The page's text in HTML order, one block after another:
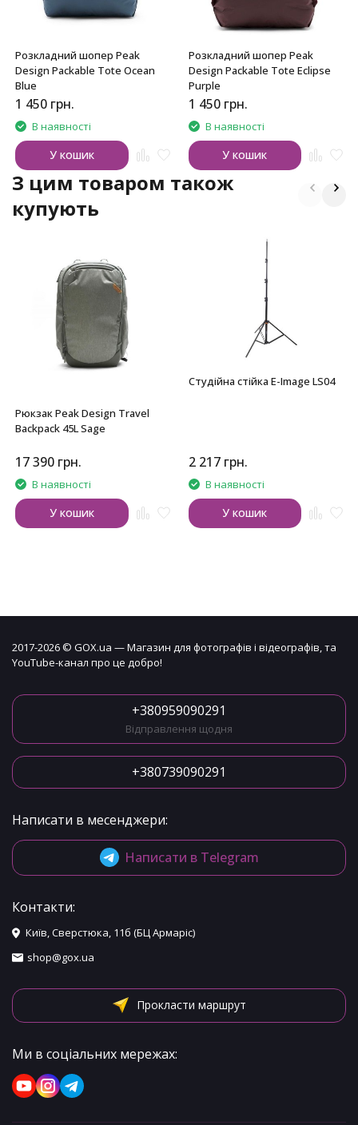
Розкладний шопер Peak
Design Packable Tote Ocean
Blue
1 450 грн.
В наявності
У кошик
Розкладний шопер Peak
Design Packable Tote Eclipse
Purple
1 450 грн.
В наявності
У кошик
З цим товаром також
купують
Рюкзак Peak Design Travel
Backpack 45L Sage
17 390 грн.
В наявності
У кошик
Студійна стійка E-Image LS04
2 217 грн.
В наявності
У кошик
2017-2026 © GOX.ua — Магазин для фотографів і відеографів, та
YouTube-канал про це добро!
+380959090291
Відправлення щодня
+380739090291
Написати в месенджери:
Написати в Telegram
Контакти:
Київ, Сверстюка, 11б (БЦ Армаріс)
shop@gox.ua
Прокласти маршрут
Ми в соціальних мережах: